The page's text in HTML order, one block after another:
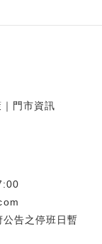
充滿渡假輕盈氣
現獨樹一幟的個
明提袋」更從渡
的玩具、拍照出
｜ 門市資訊
告之停班日暫